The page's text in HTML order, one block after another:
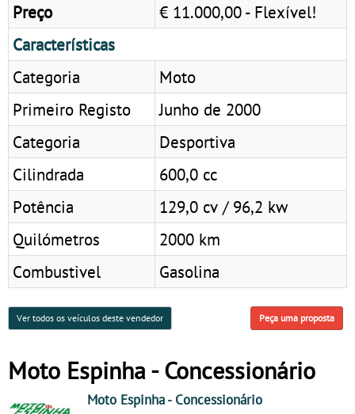
Preço
€ 11.000,00 - Flexível!
Características
Categoria
Moto
Primeiro Registo
Junho de 2000
Categoria
Desportiva
Cilindrada
600,0 cc
Potência
129,0 cv / 96,2 kw
Quilómetros
2000 km
Combustivel
Gasolina
Ver todos os veículos deste vendedor Peça uma proposta
Moto Espinha - Concessionário
Moto Espinha- Concessionário